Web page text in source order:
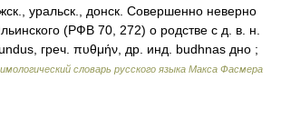
уральск., донск. Совершенно неверно
(РФВ 70, 272) о родстве с д. в. н.
греч. πυθμήν, др. инд. budhnas дно ;
словарь русского языка Макса Фасмера